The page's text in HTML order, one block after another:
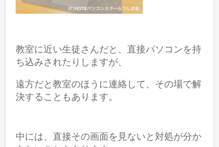
教室に近い生徒さんだと、直接パソコンを持
ち込みされたりしますが、
遠方だと教室のほうに連絡して、その場で解
決することもあります。
中には、直接その画面を見ないと対処が分か